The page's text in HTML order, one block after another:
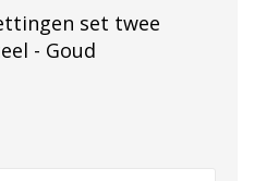
set twee
- Goud